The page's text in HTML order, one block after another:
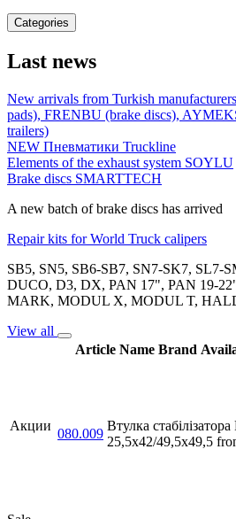
Categories
Last news
New arrivals from Turkish
pads), FRENBU (brake discs),
trailers)
NEW Пневматики Truckline
Elements of the exhaust system SOYLU
Brake discs SMARTTECH
A new batch of brake discs has arrived
Repair kits for World Truck calipers
SB5, SN5, SB6-SB7, SN7-SK7, SL7-
DUCO, D3, DX, PAN 17", PAN 19-
MARK, MODUL X, MODUL T,
View all
Article Name Brand
Акции
080.009
Втулка
25,5x42/49,5x49,5